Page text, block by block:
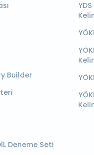
Builder
Deneme Seti